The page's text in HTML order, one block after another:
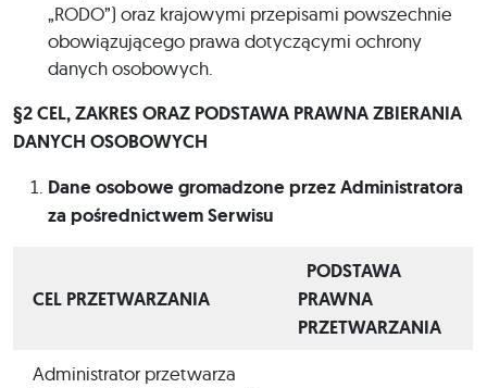
„RODO”) oraz krajowymi przepisami powszechnie
obowiązującego prawa dotyczącymi ochrony
danych osobowych.
§2 CEL, ZAKRES ORAZ PODSTAWA PRAWNA ZBIERANIA
DANYCH OSOBOWYCH
Dane osobowe gromadzone przez Administratora
za pośrednictwem Serwisu
CEL PRZETWARZANIA
PODSTAWA
PRAWNA
PRZETWARZANIA
Administrator przetwarza